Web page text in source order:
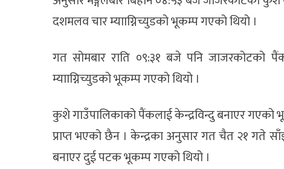
दशमलव चार म्यााग्निच्युडको भूकम्प गएको थियो ।
गत सोमबार राति ०९:३१ बजे पनि जाजरकोटको
म्यााग्निच्युडको भूकम्प गएको थियो ।
कुशे गाउँपालिकाको पैंकलाई केन्द्रविन्दु बनाएर
प्राप्त भएको छैन । केन्द्रका अनुसार गत चैत २१ गते
बनाएर दुई पटक भूकम्प गएको थियो ।